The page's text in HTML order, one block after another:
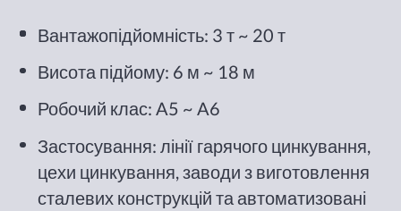
Вантажопідйомність: 3 т ~ 20 т
Висота підйому: 6 м ~ 18 м
Робочий клас: A5 ~ A6
Застосування: лінії гарячого цинкування,
цехи цинкування, заводи з виготовлення
сталевих конструкцій та автоматизовані